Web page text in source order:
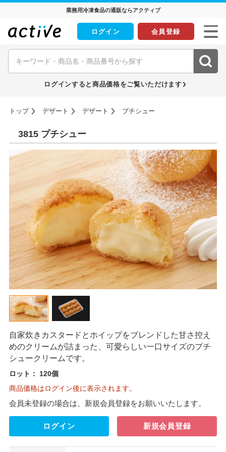
業務用冷凍食品の通販ならアクティブ
ログイン 会員登録
ログインすると商品価格をご覧いただけます
トップ デザート デザート プチシュー
3815 プチシュー
自家炊きカスタードとホイップをブレンドした甘さ控え
めのクリームが詰まった、可愛らしい一口サイズのプチ
シュークリームです。
ロット：
120個
商品価格はログイン後に表示されます。
会員未登録の場合は、新規会員登録をお願いいたします。
ログイン 新規会員登録